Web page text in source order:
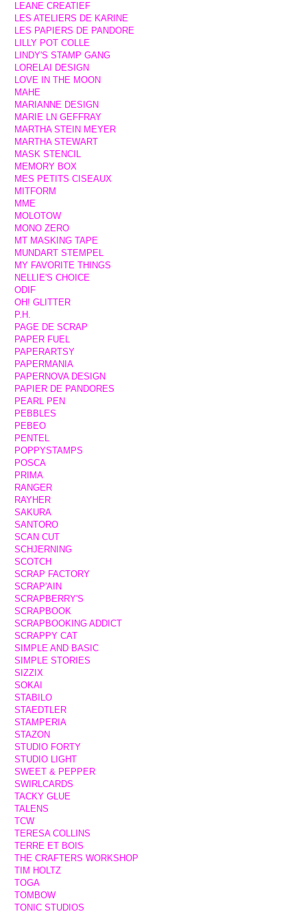
LEANE CREATIEF
LES ATELIERS DE KARINE
LES PAPIERS DE PANDORE
LILLY POT COLLE
LINDY'S STAMP GANG
LORELAI DESIGN
LOVE IN THE MOON
MAHE
MARIANNE DESIGN
MARIE LN GEFFRAY
MARTHA STEIN MEYER
MARTHA STEWART
MASK STENCIL
MEMORY BOX
MES PETITS CISEAUX
MITFORM
MME
MOLOTOW
MONO ZERO
MT MASKING TAPE
MUNDART STEMPEL
MY FAVORITE THINGS
NELLIE'S CHOICE
ODIF
OH! GLITTER
P.H.
PAGE DE SCRAP
PAPER FUEL
PAPERARTSY
PAPERMANIA
PAPERNOVA DESIGN
PAPIER DE PANDORES
PEARL PEN
PEBBLES
PEBEO
PENTEL
POPPYSTAMPS
POSCA
PRIMA
RANGER
RAYHER
SAKURA
SANTORO
SCAN CUT
SCHJERNING
SCOTCH
SCRAP FACTORY
SCRAP'AIN
SCRAPBERRY'S
SCRAPBOOK
SCRAPBOOKING ADDICT
SCRAPPY CAT
SIMPLE AND BASIC
SIMPLE STORIES
SIZZIX
SOKAI
STABILO
STAEDTLER
STAMPERIA
STAZON
STUDIO FORTY
STUDIO LIGHT
SWEET & PEPPER
SWIRLCARDS
TACKY GLUE
TALENS
TCW
TERESA COLLINS
TERRE ET BOIS
THE CRAFTERS WORKSHOP
TIM HOLTZ
TOGA
TOMBOW
TONIC STUDIOS